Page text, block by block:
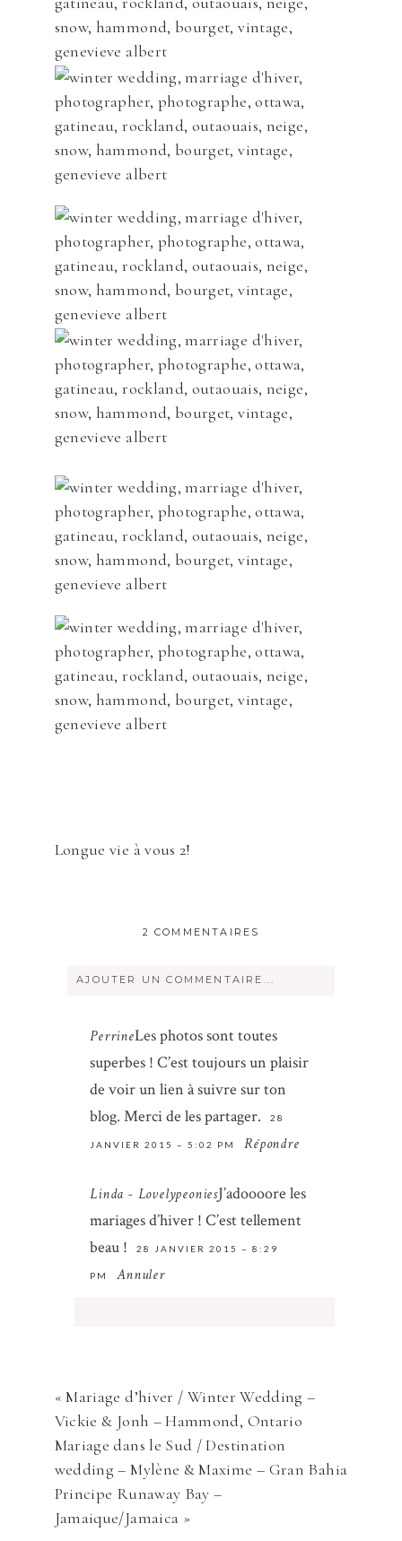
Longue vie à vous 2!
2 COMMENTAIRES
AJOUTER UN COMMENTAIRE...
publique Obligatoire *
Save my name, email, and website in
this browser for the next time I
comment.
PerrineLes photos sont toutes
superbes ! C’est toujours un plaisir
de voir un lien à suivre sur ton
blog. Merci de les partager.
28
JANVIER 2015 – 5:02 PM Répondre
Linda - LovelypeoniesJ’adoooore les
mariages d’hiver ! C’est tellement
beau !
28 JANVIER 2015 – 8:29
PM Annuler
« Mariage d’hiver / Winter Wedding –
Vickie & Jonh – Hammond, Ontario
Mariage dans le Sud / Destination
wedding – Mylène & Maxime – Gran Bahia
Principe Runaway Bay –
Jamaique/Jamaica »